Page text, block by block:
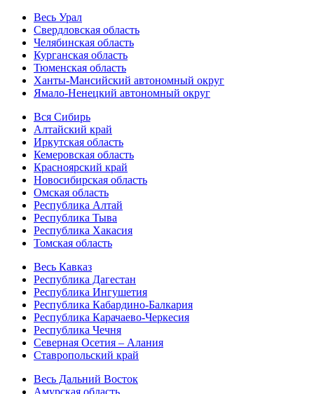
Весь Урал
Свердловская область
Челябинская область
Курганская область
Тюменская область
Ханты-Мансийский автономный округ
Ямало-Ненецкий автономный округ
Вся Сибирь
Алтайский край
Иркутская область
Кемеровская область
Красноярский край
Новосибирская область
Омская область
Республика Алтай
Республика Тыва
Республика Хакасия
Томская область
Весь Кавказ
Республика Дагестан
Республика Ингушетия
Республика Кабардино-Балкария
Республика Карачаево-Черкесия
Республика Чечня
Северная Осетия – Алания
Ставропольский край
Весь Дальний Восток
Амурская область